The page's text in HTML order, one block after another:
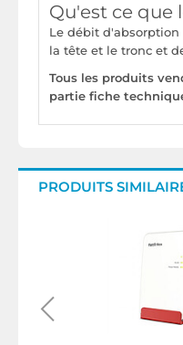
Qu'est ce que
Le débit
la tête et le tronc et
Tous les produits
partie fiche
PRODUITS